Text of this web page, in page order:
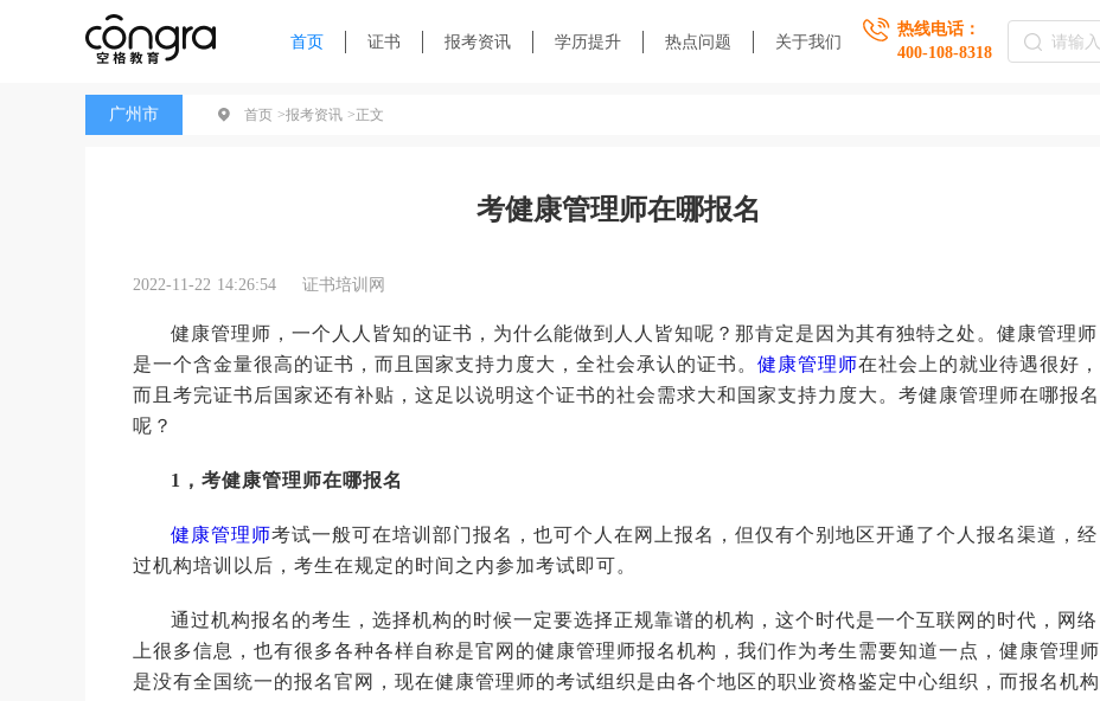
首页 证书 报考资讯 学历提升 热点问题 关于我们
热线电话：
400-108-8318
广州市 首页 >报考资讯 >正文
考健康管理师在哪报名
2022-11-22 14:26:54 证书培训网
健康管理师，一个人人皆知的证书，为什么能做到人人皆知呢？那肯定是因为其有独特之处。健康管理师
是一个含金量很高的证书，而且国家支持力度大，全社会承认的证书。 健康管理师在社会上的就业待遇很好，
而且考完证书后国家还有补贴，这足以说明这个证书的社会需求大和国家支持力度大。考健康管理师在哪报名
呢？
1，考健康管理师在哪报名
健康管理师考试一般可在培训部门报名，也可个人在网上报名，但仅有个别地区开通了个人报名渠道，经
过机构培训以后，考生在规定的时间之内参加考试即可。
通过机构报名的考生，选择机构的时候一定要选择正规靠谱的机构，这个时代是一个互联网的时代，网络
上很多信息，也有很多各种各样自称是官网的健康管理师报名机构，我们作为考生需要知道一点，健康管理师
是没有全国统一的报名官网，现在健康管理师的考试组织是由各个地区的职业资格鉴定中心组织，而报名机构